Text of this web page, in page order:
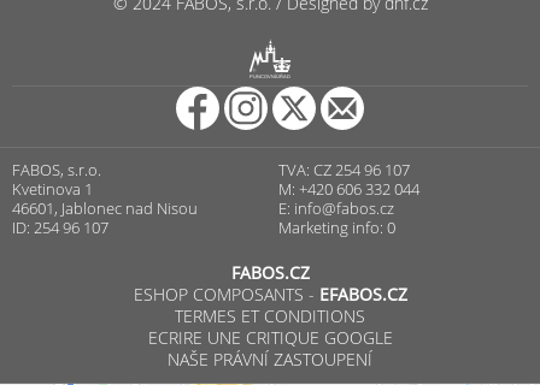
PUNCOVNÍ ÚŘAD
FABOS, s.r.o.
Kvetinova 1
46601, Jablonec nad Nisou
ID: 254 96 107
TVA: CZ 254 96 107
M: +420 606 332 044
E: info@fabos.cz
Marketing info: 0
FABOS.CZ
ESHOP COMPOSANTS - EFABOS.CZ
TERMES ET CONDITIONS
ECRIRE UNE CRITIQUE GOOGLE
NAŠE PRÁVNÍ ZASTOUPENÍ